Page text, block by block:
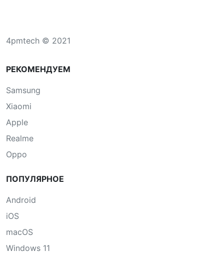
4pmtech © 2021
РЕКОМЕНДУЕМ
Samsung
Xiaomi
Apple
Realme
Oppo
ПОПУЛЯРНОЕ
Android
iOS
macOS
Windows 11